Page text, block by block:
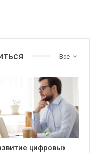
Все
цифровых